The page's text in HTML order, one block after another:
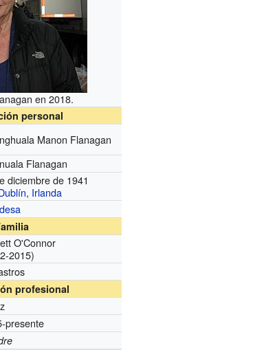
en 2018.
personal
Manon Flanagan
Flanagan
diciembre de 1941
, Irlanda
O'Connor
2015)
profesional
presente